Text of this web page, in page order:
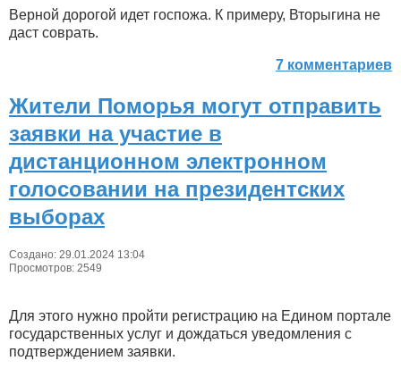
Верной дорогой идет госпожа. К примеру, Вторыгина не
даст соврать.
7 комментариев
Жители Поморья могут отправить
заявки на участие в
дистанционном электронном
голосовании на президентских
выборах
Создано: 29.01.2024 13:04
Просмотров: 2549
Для этого нужно пройти регистрацию на Едином портале
государственных услуг и дождаться уведомления с
подтверждением заявки.